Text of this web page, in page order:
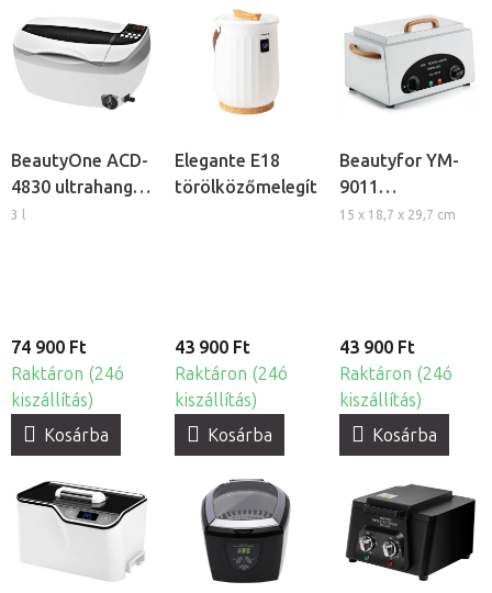
BeautyOne ACD-
4830 ultrahangos
tisztító
3 l
74 900 Ft
Raktáron (24ó
kiszállítás)
Kosárba
Elegante E18
törölközőmelegítő
43 900 Ft
Raktáron (24ó
kiszállítás)
Kosárba
Beautyfor YM-
9011
forrólevegős
15 x 18,7 x 29,7 cm
43 900 Ft
Raktáron (24ó
kiszállítás)
Kosárba